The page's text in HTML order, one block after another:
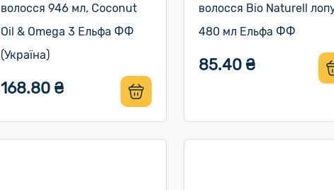
волосся 946 мл, Coconut
Oil & Omega 3 Ельфа ФФ
(Україна)
168.80 ₴
волосся Bio Naturell
480 мл Ельфа ФФ
85.40 ₴